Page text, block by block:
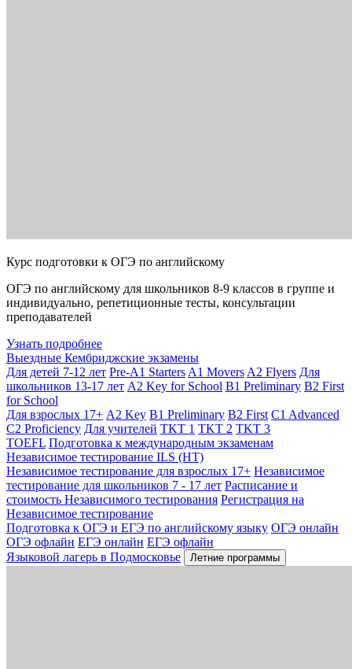
Курс подготовки к ОГЭ по английскому
ОГЭ по английскому для школьников 8-9 классов в группе и
индивидуально, репетиционные тесты, консультации
преподавателей
Узнать подробнее
Выездные Кембриджские экзамены
Для детей 7-12 лет Pre-A1 Starters A1 Movers A2 Flyers Для
школьников 13-17 лет A2 Key for School B1 Preliminary B2 First
for School
Для взрослых 17+ A2 Key B1 Preliminary B2 First C1 Advanced
C2 Proficiency Для учителей TKT 1 TKT 2 TKT 3
TOEFL Подготовка к международным экзаменам
Независимое тестирование ILS (НТ)
Независимое тестирование для взрослых 17+ Независимое
тестирование для школьников 7 - 17 лет Расписание и
стоимость Независимого тестирования Регистрация на
Независимое тестирование
Подготовка к ОГЭ и ЕГЭ по английскому языку ОГЭ онлайн
ОГЭ офлайн ЕГЭ онлайн ЕГЭ офлайн
Языковой лагерь в Подмосковье
Летние программы